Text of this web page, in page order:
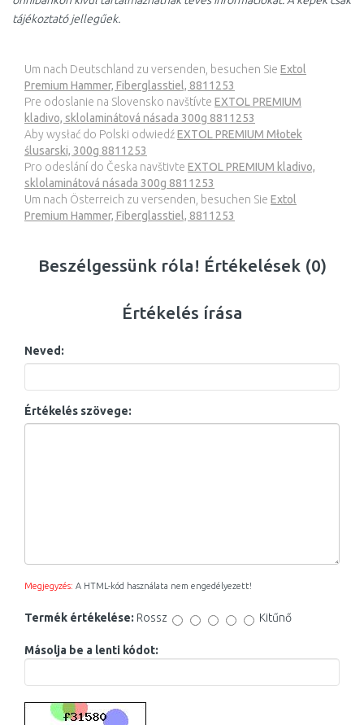
tájékoztató jellegűek.
Um nach Deutschland zu versenden, besuchen Sie Extol
Premium Hammer, Fiberglasstiel, 8811253
Pre odoslanie na Slovensko navštívte EXTOL PREMIUM
kladivo, sklolaminátová násada 300g 8811253
Aby wysłać do Polski odwiedźEXTOL PREMIUM Młotek
ślusarski, 300g 8811253
Pro odeslání do Česka navštivte EXTOL PREMIUM kladivo,
sklolaminátová násada 300g 8811253
Um nach Österreich zu versenden, besuchen Sie Extol
Premium Hammer, Fiberglasstiel, 8811253
Beszélgessünk róla! Értékelések (0)
Értékelés írása
Neved:
Értékelés szövege:
Megjegyzés: A HTML-kód használata nem engedélyezett!
Termék értékelése: Rossz Kitűnő
Másolja be a lenti kódot: